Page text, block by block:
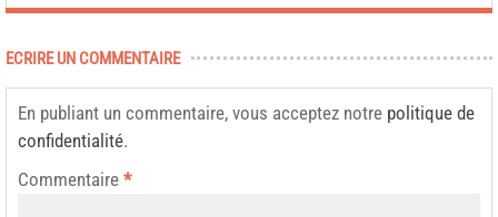
ECRIRE UN COMMENTAIRE
En publiant un commentaire, vous acceptez notre politique de
confidentialité.
Commentaire *